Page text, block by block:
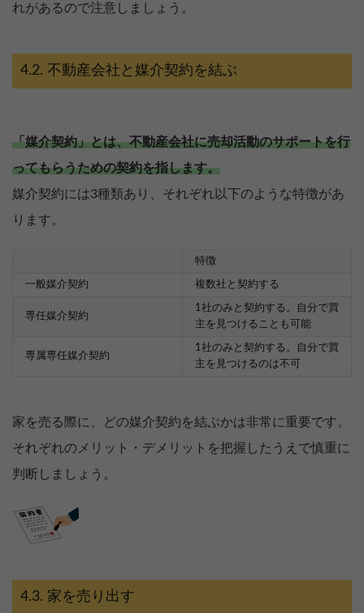
れがあるので注意しましょう。
不動産会社と媒介契約を結ぶ
「媒介契約」とは、不動産会社に売却活動のサポートを行
ってもらうための契約を指します。
媒介契約には3種類あり、それぞれ以下のような特徴があ
ります。
特徴
一般媒介契約 複数社と契約する
専任媒介契約
1社のみと契約する。自分で買
主を見つけることも可能
専属専任媒介契約
1社のみと契約する。自分で買
主を見つけるのは不可
家を売る際に、どの媒介契約を結ぶかは非常に重要です。
それぞれのメリット・デメリットを把握したうえで慎重に
判断しましょう。
家を売り出す